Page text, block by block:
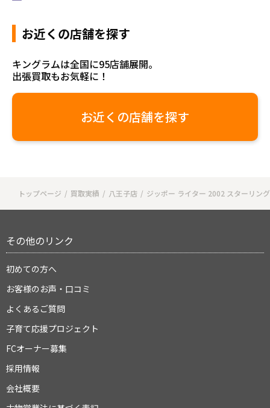
お近くの店舗を探す
キングラムは全国に95店舗展開。
出張買取もお気軽に！
お近くの店舗を探す
トップページ 買取実績 八王子店 ジッポー ライター 2002 スターリン
その他のリンク
初めての方へ
お客様のお声・口コミ
よくあるご質問
子育て応援プロジェクト
FCオーナー募集
採用情報
会社概要